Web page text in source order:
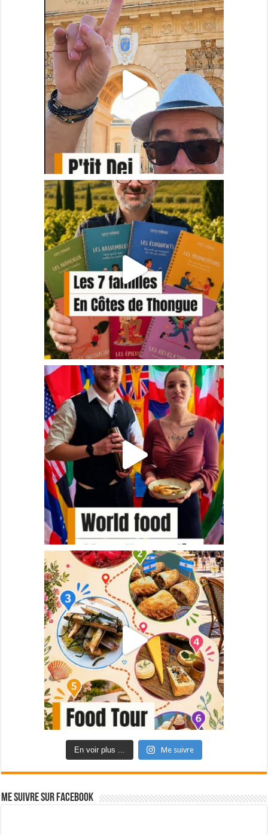
En voir plus ... Me suivre
Me suivre sur Facebook